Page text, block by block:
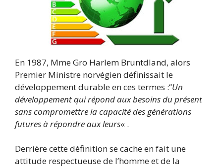
En 1987, Mme Gro Harlem Bruntdland, alors
Premier Ministre norvégien définissait le
développement durable en ces termes :“Un
développement qui répond aux besoins du présent
sans compromettre la capacité des générations
futures à répondre aux leurs« .
Derrière cette définition se cache en fait une
attitude respectueuse de l’homme et de la